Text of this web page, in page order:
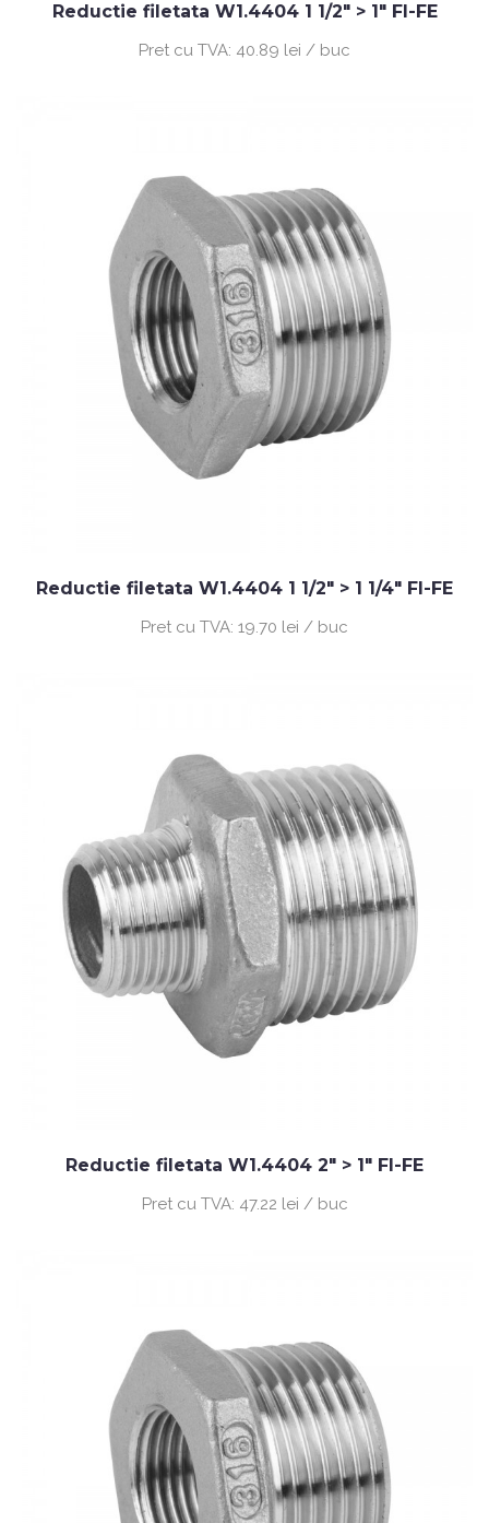
Reductie filetata W1.4404 1 1/2" > 1" FI-FE
Pret cu TVA: 40.89 lei / buc
Reductie filetata W1.4404 1 1/2" > 1 1/4" FI-FE
Pret cu TVA: 19.70 lei / buc
Reductie filetata W1.4404 2" > 1" FI-FE
Pret cu TVA: 47.22 lei / buc